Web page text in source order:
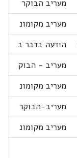
מעריב הבוקר
מעריב מקומונ
הודעה בדבר ב
מעריב - הבוק
מעריב מקומונ
מעריב-הבוקר
מעריב מקומונ